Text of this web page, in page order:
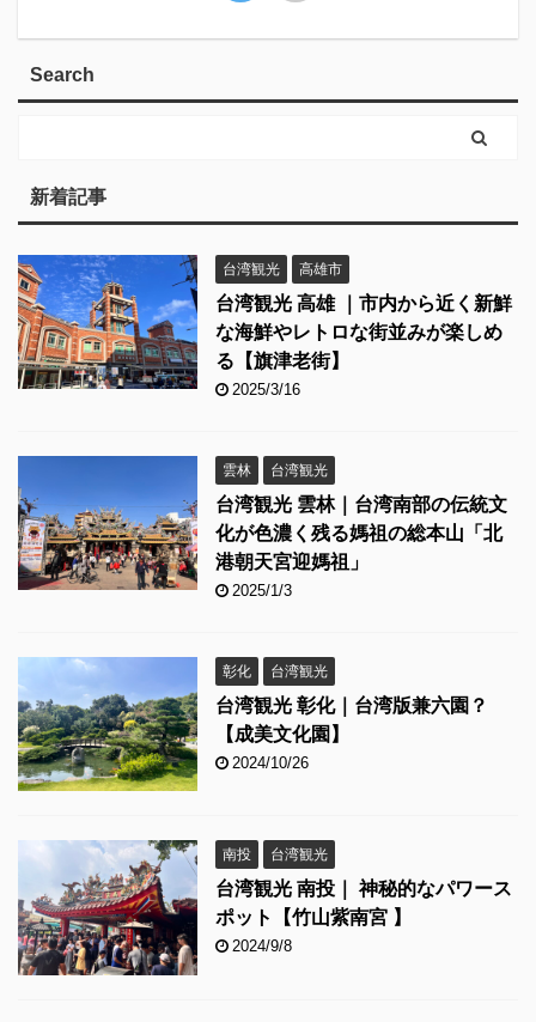
Search
新着記事
台湾観光 高雄市
台湾観光 高雄 ｜市内から近く新鮮
な海鮮やレトロな街並みが楽しめ
る【旗津老街】
2025/3/16
雲林 台湾観光
台湾観光 雲林｜台湾南部の伝統文
化が色濃く残る媽祖の総本山「北
港朝天宮迎媽祖」
2025/1/3
彰化 台湾観光
台湾観光 彰化｜台湾版兼六園？
【成美文化園】
2024/10/26
南投 台湾観光
台湾観光 南投｜ 神秘的なパワース
ポット【竹山紫南宮 】
2024/9/8